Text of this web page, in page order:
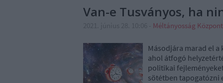
Van-e Tusványos, ha
Méltányosság Központ
Másodjára marad el
ahol átfogó
politikai
sötétben tapogatózni